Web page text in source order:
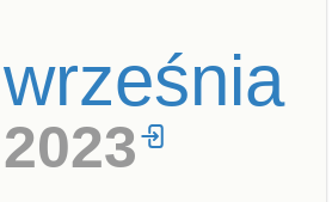
września
2023